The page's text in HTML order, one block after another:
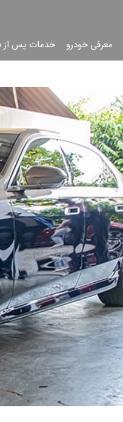
معرفی خودرو خدمات پس از